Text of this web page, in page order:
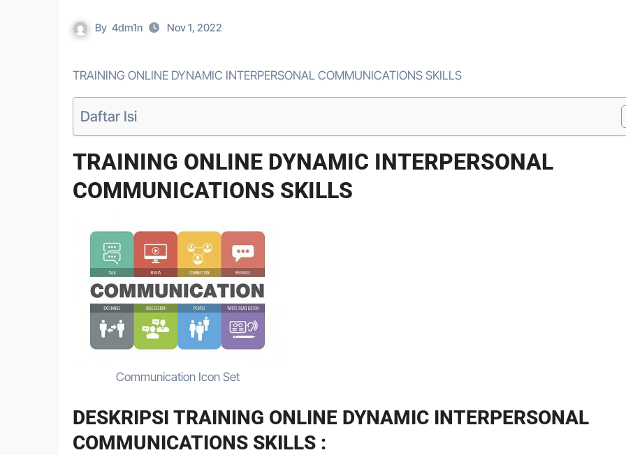
By 4dm1n Nov 1, 2022
TRAINING ONLINE DYNAMIC INTERPERSONAL COMMUNICATIONS SKILLS
Daftar Isi
TRAINING ONLINE DYNAMIC INTERPERSONAL
COMMUNICATIONS SKILLS
Communication Icon Set
DESKRIPSI TRAINING ONLINE DYNAMIC INTERPERSONAL
COMMUNICATIONS SKILLS :